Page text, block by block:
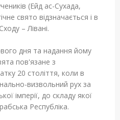
(Ейд ас-Сухада,
– Лівані.
дня та надання йому
пов'язане з
20 століття, коли в
визвольний рух за
імперії, до складу якої
Республіка.